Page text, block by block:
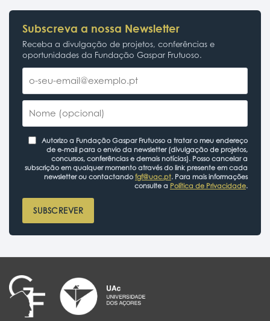
Subscreva a nossa Newsletter
Receba a divulgação de projetos, conferências e
oportunidades da Fundação Gaspar Frutuoso.
Autorizo a Fundação Gaspar Frutuoso a tratar o meu endereço
de e-mail para o envio da newsletter (divulgação de projetos,
concursos, conferências e demais notícias). Posso cancelar a
subscrição em qualquer momento através do link presente em cada
newsletter ou contactando fgf@uac.pt. Para mais informações
consulte a Política de Privacidade.
SUBSCREVER